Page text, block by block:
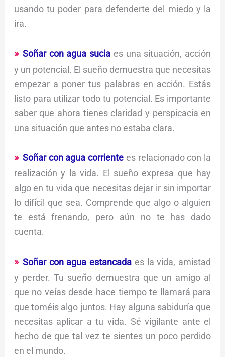
usando tu poder para defenderte del miedo y la
ira.
Soñar con agua sucia es una situación, acción
y un potencial. El sueño demuestra que necesitas
empezar a poner tus palabras en acción. Estás
listo para utilizar todo tu potencial. Es importante
saber que ahora tienes claridad y perspicacia en
una situación que antes no estaba clara.
Soñar con agua corriente es relacionado con la
realización y la vida. El sueño expresa que hay
algo en tu vida que necesitas dejar ir sin importar
lo difícil que sea. Comprende que algo o alguien
te está frenando, pero aún no te has dado
cuenta.
Soñar con agua estancada es la vida, amistad
y perder. Tu sueño demuestra que un amigo al
que no veías desde hace tiempo te llamará para
que toméis algo juntos. Hay alguna sabiduría que
necesitas aplicar a tu vida. Sé vigilante ante el
hecho de que tal vez te sientes un poco perdido
en el mundo.